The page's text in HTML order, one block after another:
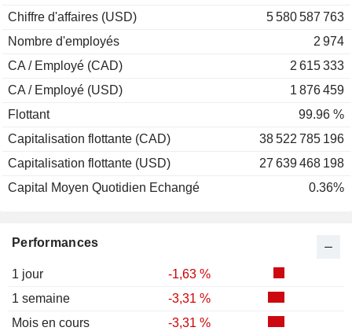
Performances
1 jour
-1,63 %
1 semaine
-3,31 %
Mois en cours
-3,31 %
Chiffre d'affaires (USD)
5 580 587 763
Nombre d'employés
2 974
CA / Employé (CAD)
2 615 333
CA / Employé (USD)
1 876 459
Flottant
99.96 %
Capitalisation flottante (CAD)
38 522 785 196
Capitalisation flottante (USD)
27 639 468 198
Capital Moyen Quotidien Echangé
0.36%